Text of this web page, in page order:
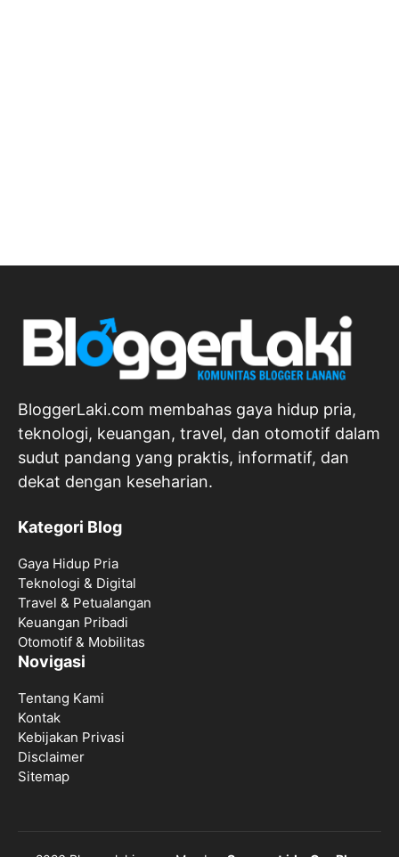
BloggerLaki.com membahas gaya hidup pria,
teknologi, keuangan, travel, dan otomotif dalam
sudut pandang yang praktis, informatif, dan
dekat dengan keseharian.
Kategori Blog
Gaya Hidup Pria
Teknologi & Digital
Travel & Petualangan
Keuangan Pribadi
Otomotif & Mobilitas
Novigasi
Tentang Kami
Kontak
Kebijakan Privasi
Disclaimer
Sitemap